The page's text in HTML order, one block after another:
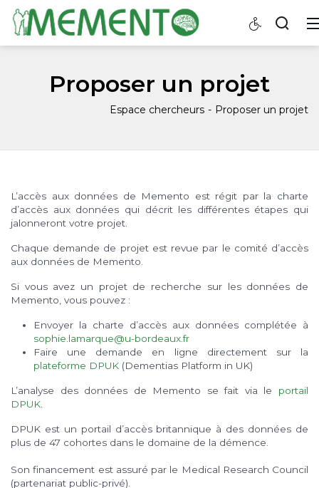
Proposer un projet
Espace chercheurs Proposer un projet
L’accès aux données de Memento est régit par la charte
d’accès aux données qui décrit les différentes étapes qui
jalonneront votre projet.
Chaque demande de projet est revue par le comité d’accès
aux données de Memento.
Si vous avez un projet de recherche sur les données de
Memento, vous pouvez :
Envoyer la charte d’accès aux données complétée à
sophie.lamarque@u-bordeaux.fr
Faire une demande en ligne directement sur la
plateforme DPUK (Dementias Platform in UK)
L’analyse des données de Memento se fait via le portail
DPUK
DPUK est un portail d’accès britannique à des données de
plus de 47 cohortes dans le domaine de la démence.
Son financement est assuré par le Medical Research Council
(partenariat public-privé).